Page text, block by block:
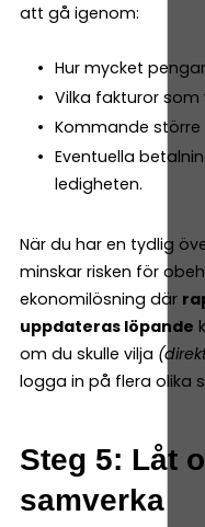
att gå igenom:
Hur mycket
Vilka fakturor
Kommande större
Eventuella
ledigheten.
När du har en tydlig
minskar risken för
ekonomilösning där
uppdateras löpande
om du skulle vilja
logga in på flera olika
Steg 5: Låt
samverka